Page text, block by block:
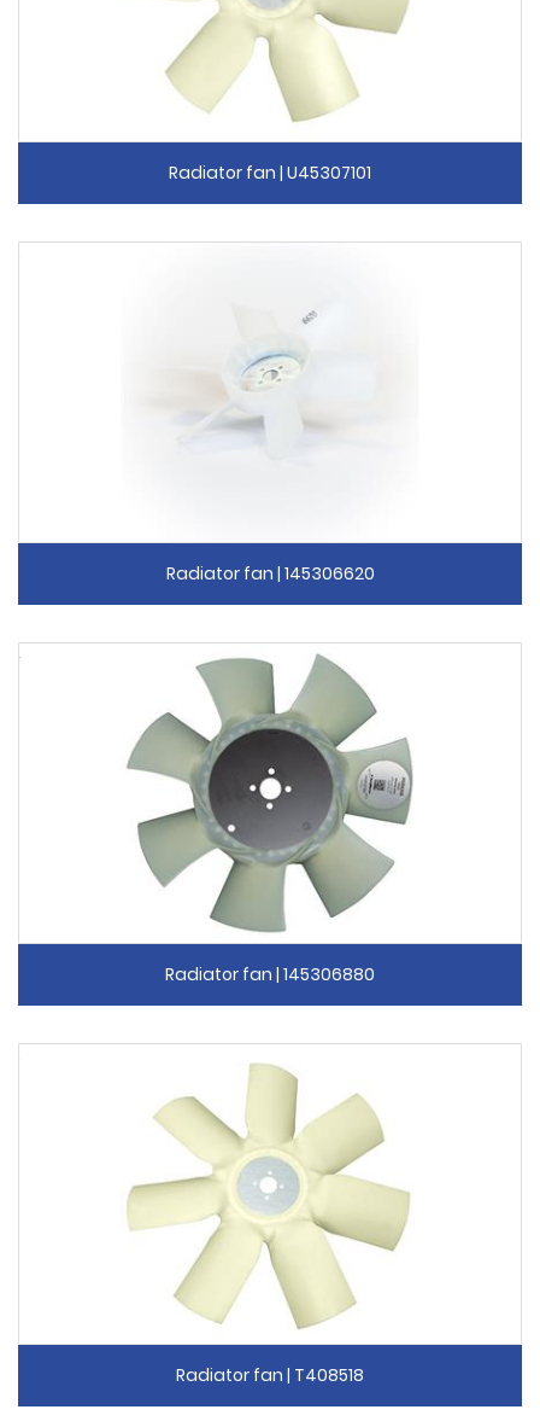
Radiator fan | U45307101
Radiator fan | 145306620
Radiator fan | 145306880
Radiator fan | T408518